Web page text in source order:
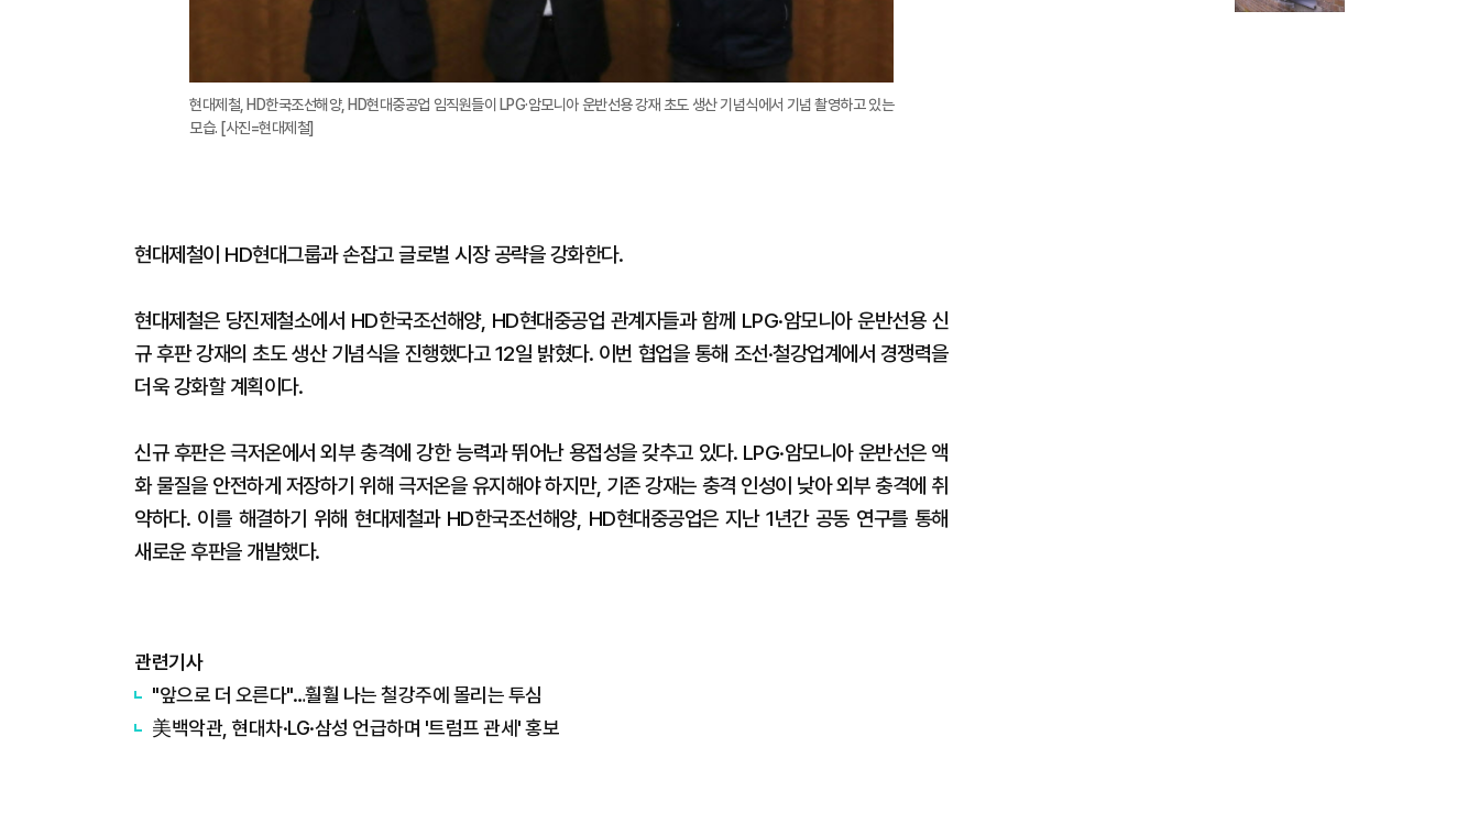
현대제철, HD한국조선해양, HD현대중공업 임직원들이 LPG·암모니아 운반선용 강재 초도 생산 기념식에서 기념 촬영하고 있는
모습. [사진=현대제철]
현대제철이 HD현대그룹과 손잡고 글로벌 시장 공략을 강화한다.
현대제철은 당진제철소에서 HD한국조선해양, HD현대중공업 관계자들과 함께 LPG·암모니아 운반선용 신
규 후판 강재의 초도 생산 기념식을 진행했다고 12일 밝혔다. 이번 협업을 통해 조선·철강업계에서 경쟁력을
더욱 강화할 계획이다.
신규 후판은 극저온에서 외부 충격에 강한 능력과 뛰어난 용접성을 갖추고 있다. LPG·암모니아 운반선은 액
화 물질을 안전하게 저장하기 위해 극저온을 유지해야 하지만, 기존 강재는 충격 인성이 낮아 외부 충격에 취
약하다. 이를 해결하기 위해 현대제철과 HD한국조선해양, HD현대중공업은 지난 1년간 공동 연구를 통해
새로운 후판을 개발했다.
관련기사
"앞으로 더 오른다"…훨훨 나는 철강주에 몰리는 투심
美백악관, 현대차·LG·삼성 언급하며 '트럼프 관세' 홍보